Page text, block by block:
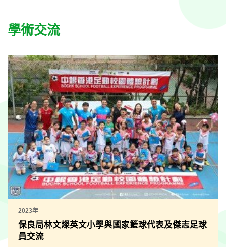
學術交流
2023年
保良局林文燦英文小學與國家籃球代表及傑志足球
員交流